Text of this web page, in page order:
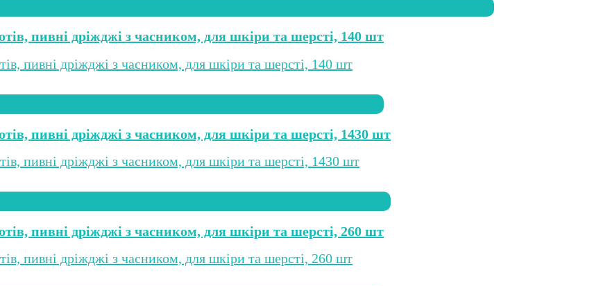
пивні дріжджі з часником, для шкіри та шерсті, 140 шт
пивні дріжджі з часником, для шкіри та шерсті, 1430 шт
пивні дріжджі з часником, для шкіри та шерсті, 260 шт